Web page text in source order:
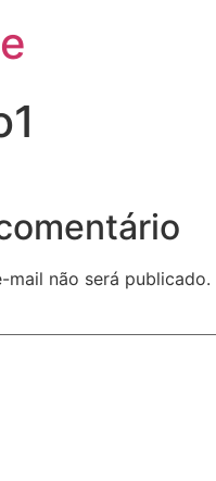
mail não será publicado.